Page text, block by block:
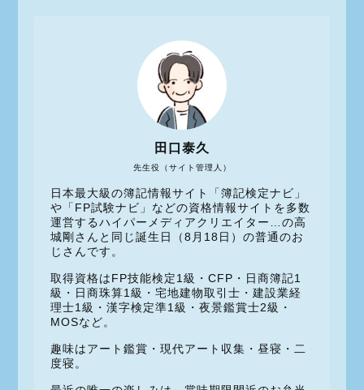
先生役（サイト管理人）
田口泰久
日本最大級の簿記情報サイト「簿記検定ナビ」
や「FP試験ナビ」などの資格情報サイトを多数
運営するハイパーメディアクリエイター…の高
城剛さんと同じ誕生日（8月18日）の普通のお
じさんです。
取得資格はFP技能検定1級・CFP・日商簿記1
級・日商珠算1級・宅地建物取引士・建設業経
理士1級・漢字検定準1級・夜景鑑賞士2級・
MOSなど。
趣味はアート鑑賞・現代アート収集・昼寝・二
度寝。